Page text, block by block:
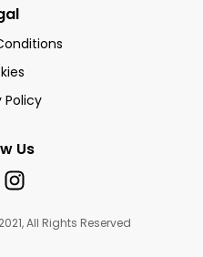
Policy
Us
All Rights Reserved